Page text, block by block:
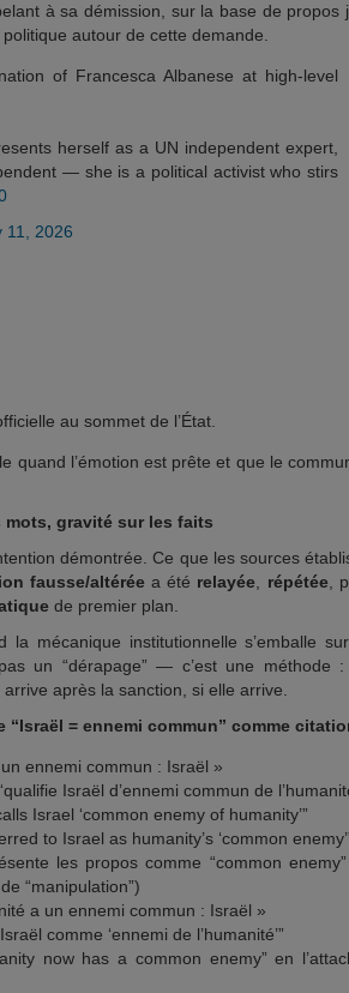
à sa démission, sur la base de propos
autour de cette demande.
of Francesca Albanese at high-level
herself as a UN independent expert,
— she is a political activist who stirs
11, 2026
au sommet de l’État.
quand l’émotion est prête et que le
mots, gravité sur les faits
démontrée. Ce que les sources
fausse/altéréea été relayée répétée,
de premier plan.
mécanique institutionnelle s’emballe
un “dérapage” — c’est une méthode :
après la sanction, si elle arrive.
= ennemi commun” comme
ennemi commun : Israël »
Israël d’ennemi commun de
Israel ‘common enemy of humanity’”
to Israel as humanity’s ‘common
les propos comme “common
“manipulation”)
a un ennemi commun : Israël »
comme ‘ennemi de l’humanité’”
now has a common enemy” en